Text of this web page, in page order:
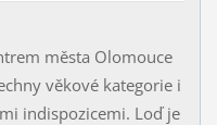
města Olomouce
věkové kategorie i
indispozicemi. Loď je